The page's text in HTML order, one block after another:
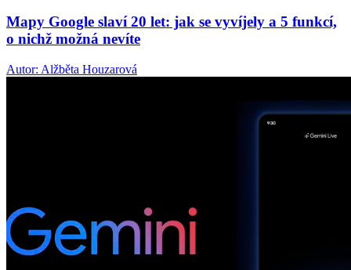
Mapy Google slaví 20 let: jak se vyvíjely a 5 funkcí,
o nichž možná nevíte
Autor: Alžběta Houzarová